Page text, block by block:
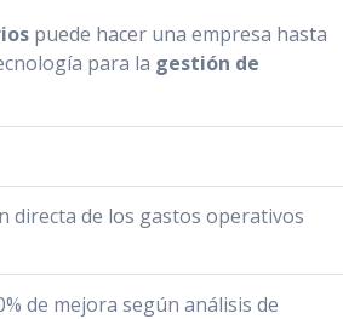
puede hacer una empresa hasta
para la gestión de
directa de los gastos operativos
de mejora según análisis de